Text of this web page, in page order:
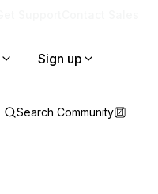
Sign up
Search Community